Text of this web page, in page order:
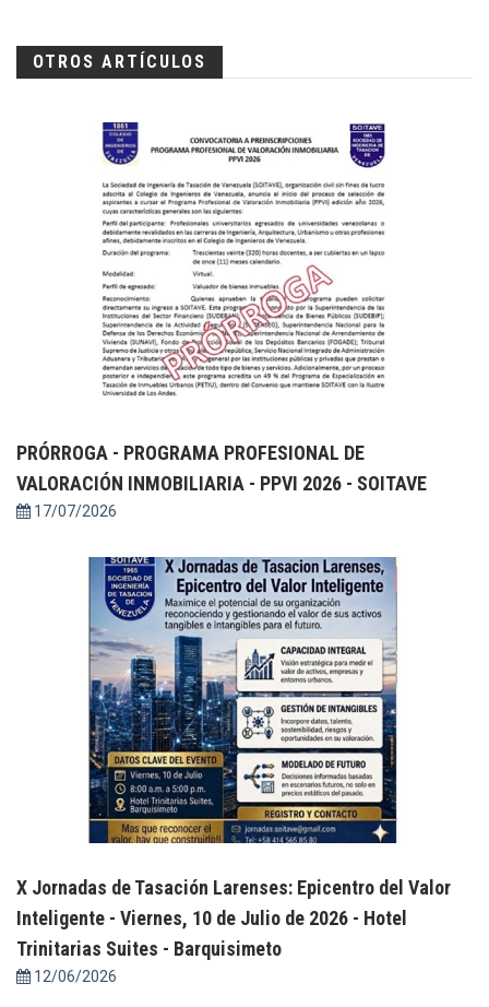
OTROS ARTÍCULOS
PRÓRROGA - PROGRAMA PROFESIONAL DE
VALORACIÓN INMOBILIARIA - PPVI 2026 - SOITAVE
17/07/2026
X Jornadas de Tasación Larenses: Epicentro del Valor
Inteligente - Viernes, 10 de Julio de 2026 - Hotel
Trinitarias Suites - Barquisimeto
12/06/2026